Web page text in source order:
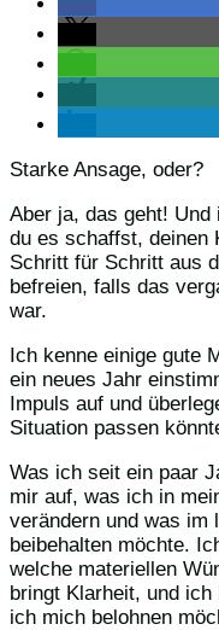
Starke Ansage, oder?
Aber ja, das geht!
du es schaffst, deinen
Schritt für Schritt aus
befreien, falls das
war.
Ich kenne einige gute
ein neues Jahr
Impuls auf und
Situation passen
Was ich seit ein paar
mir auf, was ich in
verändern und was im
beibehalten möchte.
welche materiellen
bringt Klarheit, und
ich mich belohnen